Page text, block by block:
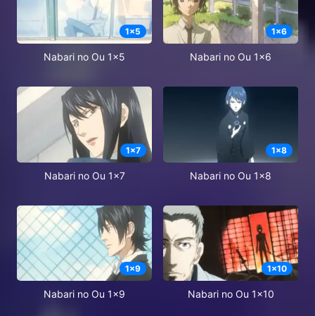
1x5
Nabari no Ou 1x5
1x6
Nabari no Ou 1x6
1x7
Nabari no Ou 1x7
1x8
Nabari no Ou 1x8
1x9
Nabari no Ou 1x9
1x10
Nabari no Ou 1x10